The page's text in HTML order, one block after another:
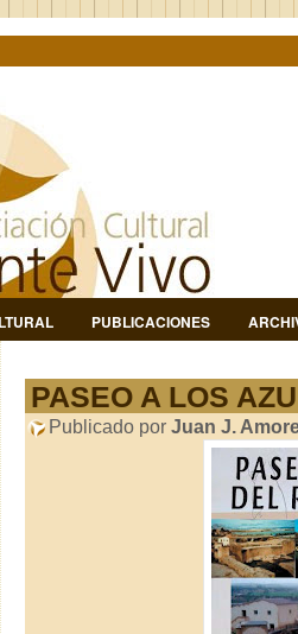
PUBLICACIONES
PASEO A LOS
Publicado por Juan J.